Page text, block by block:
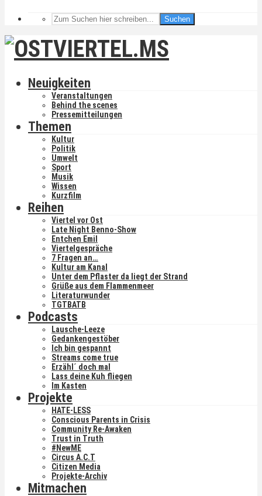
Suchen
Neuigkeiten
Veranstaltungen
Behind the scenes
Pressemitteilungen
Themen
Kultur
Politik
Umwelt
Sport
Musik
Wissen
Kurzfilm
Reihen
Viertel vor Ost
Late Night Benno-Show
Entchen Emil
Viertelgespräche
7 Fragen an…
Kultur am Kanal
Unter dem Pflaster da liegt der Strand
Grüße aus dem Flammenmeer
Literaturwunder
TGTBATB
Podcasts
Lausche-Leeze
Gedankengestöber
Ich bin gespannt
Streams come true
Erzähl´ doch mal
Lass deine Kuh fliegen
Im Kasten
Projekte
HATE-LESS
Conscious Parents in Crisis
Community Re-Awaken
Trust in Truth
#NewME
Circus A.C.T
Citizen Media
Projekte-Archiv
Mitmachen